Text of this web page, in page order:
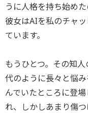
うに人格を持ち始め
彼女はAIを私のチャ
ています。
もうひとつ。その知
代のように長々と悩
んでいたところに登
れ、しかしあまり傷